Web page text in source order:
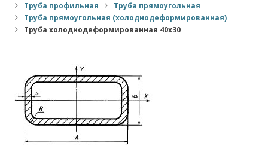
Труба профильная
Труба прямоугольная
Труба прямоугольная (холоднодеформированная)
Труба холоднодеформированная 40x30